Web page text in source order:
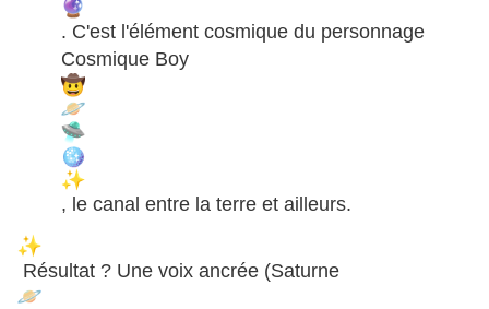
. C'est l'élément cosmique du personnage
Cosmique Boy
, le canal entre la terre et ailleurs.
Résultat ? Une voix ancrée (Saturne